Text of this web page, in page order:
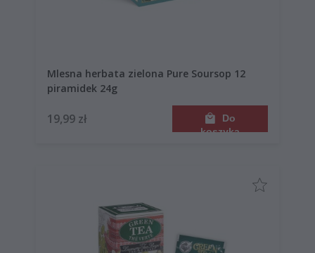
Mlesna herbata zielona Pure Soursop 12
piramidek 24g
19,99 zł
Do
koszyka